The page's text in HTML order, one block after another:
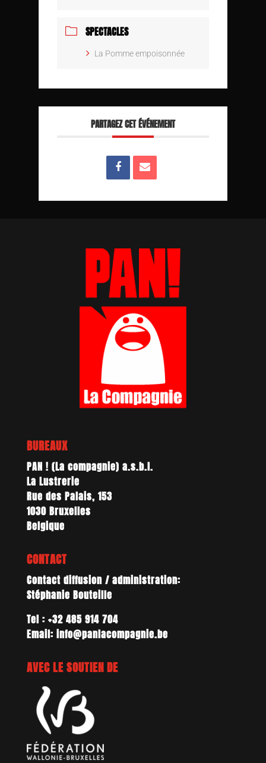
SPECTACLES
La Pomme empoisonnée
PARTAGEZ CET ÉVÉNEMENT
BUREAUX
PAN ! (La compagnie) a.s.b.l.
La Lustrerie
Rue des Palais, 153
1030 Bruxelles
Belgique
CONTACT
Contact diffusion / administration:
Stéphanie Bouteille
Tel : +32 485 914 704
Email: info@panlacompagnie.be
AVEC LE SOUTIEN DE